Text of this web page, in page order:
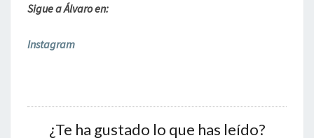
Sigue a Álvaro en:
Instagram
¿Te ha gustado lo que has leído?